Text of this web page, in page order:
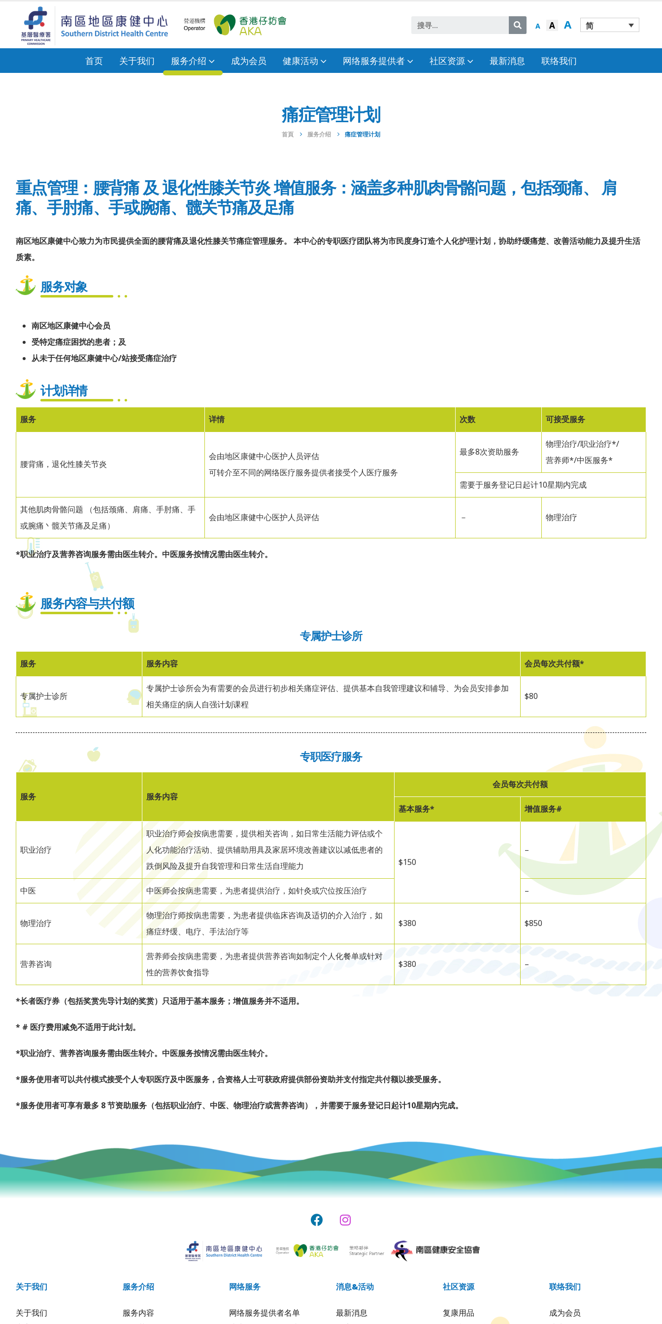
A A A 简
首页 关于我们 服务介绍 成为会员 健康活动 网络服务提供者 社区资源 最新消息 联络我们
痛症管理计划
首頁 服务介绍 痛症管理计划
重点管理：腰背痛 及 退化性膝关节炎增值服务：涵盖多种肌肉骨骼问题，包括颈痛、 肩
痛、手肘痛、手或腕痛、髋关节痛及足痛
南区地区康健中心致力为市民提供全面的腰背痛及退化性膝关节痛症管理服务。 本中心的专职医疗团队将为市民度身订造个人化护理计划，协助纾缓痛楚、改善活动能力及提升生活
质素。
服务对象
南区地区康健中心会员
受特定痛症困扰的患者；及
从未于任何地区康健中心/站接受痛症治疗
计划详情
服务 详情 次数 可接受服务
腰背痛，退化性膝关节炎
会由地区康健中心医护人员评估
可转介至不同的网络医疗服务提供者接受个人医疗服务
最多8次资助服务
物理治疗/职业治疗*/
营养师*/中医服务*
需要于服务登记日起计10星期内完成
其他肌肉骨骼问题 （包括颈痛、肩痛、手肘痛、手
或腕痛丶髋关节痛及足痛）
会由地区康健中心医护人员评估 － 物理治疗
*职业治疗及营养咨询服务需由医生转介。中医服务按情况需由医生转介。
服务内容与共付额
专属护士诊所
服务 服务内容 会员每次共付额*
专属护士诊所
专属护士诊所会为有需要的会员进行初步相关痛症评估、提供基本自我管理建议和辅导、为会员安排参加
相关痛症的病人自强计划课程
$80
专职医疗服务
服务 服务内容
会员每次共付额
基本服务* 增值服务#
职业治疗
职业治疗师会按病患需要，提供相关咨询，如日常生活能力评估或个
人化功能治疗活动、提供辅助用具及家居环境改善建议以减低患者的
跌倒风险及提升自我管理和日常生活自理能力
$150
–
中医 中医师会按病患需要，为患者提供治疗，如针灸或穴位按压治疗 –
物理治疗
物理治疗师按病患需要，为患者提供临床咨询及适切的介入治疗，如
痛症纾缓、电疗、手法治疗等
$380 $850
营养咨询
营养师会按病患需要，为患者提供营养咨询如制定个人化餐单或针对
性的营养饮食指导
$380 –
*长者医疗券（包括奖赏先导计划的奖赏）只适用于基本服务；增值服务并不适用。
* # 医疗费用减免不适用于此计划。
*职业治疗、营养咨询服务需由医生转介。中医服务按情况需由医生转介。
*服务使用者可以共付模式接受个人专职医疗及中医服务，合资格人士可获政府提供部份资助并支付指定共付额以接受服务。
*服务使用者可享有最多 8 节资助服务（包括职业治疗、中医、物理治疗或营养咨询），并需要于服务登记日起计10星期内完成。
关于我们
关于我们
服务介绍
服务内容
网络服务
网络服务提供者名单
消息&活动
最新消息
社区资源
复康用品
联络我们
成为会员